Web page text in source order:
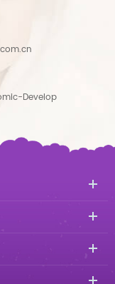
Develop